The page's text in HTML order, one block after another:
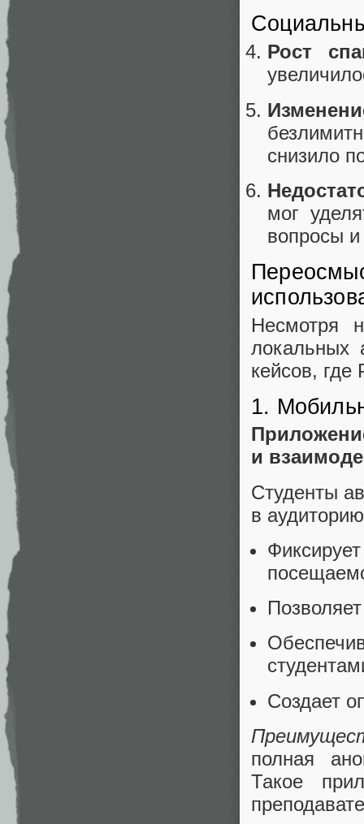
Рост
снизило
мог
вопросы
Несмотря
локальных
кейсов, где
1.
и
Студенты
в
Создает
полная
Такое